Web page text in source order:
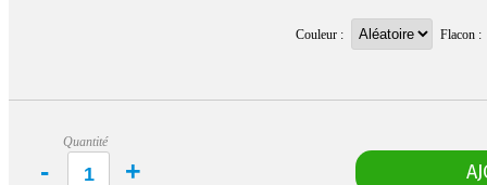
Couleur : Flacon :
Quantité